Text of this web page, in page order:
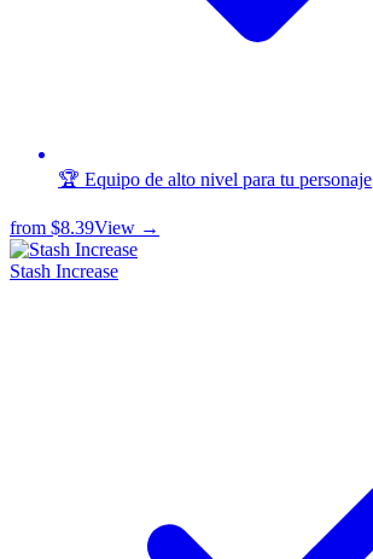
🏆 Equipo de alto nivel para tu personaje
from $8.39View →
Stash Increase